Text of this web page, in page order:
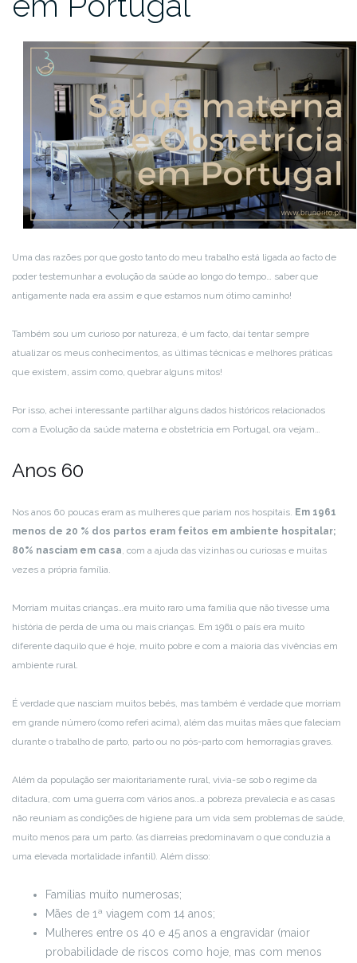
Uma das razões por que gosto tanto do meu trabalho está ligada ao facto de
poder testemunhar a evolução da saúde ao longo do tempo… saber que
antigamente nada era assim e que estamos num ótimo caminho!
Também sou um curioso por natureza, é um facto, daí tentar sempre
atualizar os meus conhecimentos, as últimas técnicas e melhores práticas
que existem, assim como, quebrar alguns mitos!
Por isso, achei interessante partilhar alguns dados históricos relacionados
com a Evolução da saúde materna e obstetrícia em Portugal, ora vejam…
Anos 60
Nos anos 60 poucas eram as mulheres que pariam nos hospitais. Em 1961
menos de 20 % dos partos eram feitos em ambiente hospitalar;
80% nasciam em casa, com a ajuda das vizinhas ou curiosas e muitas
vezes a própria família.
Morriam muitas crianças…era muito raro uma família que não tivesse uma
história de perda de uma ou mais crianças. Em 1961 o país era muito
diferente daquilo que é hoje, muito pobre e com a maioria das vivências em
ambiente rural.
É verdade que nasciam muitos bebés, mas também é verdade que morriam
em grande número (como referi acima), além das muitas mães que faleciam
durante o trabalho de parto, parto ou no pós-parto com hemorragias graves.
Além da população ser maioritariamente rural, vivia-se sob o regime da
ditadura, com uma guerra com vários anos…a pobreza prevalecia e as casas
não reuniam as condições de higiene para um vida sem problemas de saúde,
muito menos para um parto. (as diarreias predominavam o que conduzia a
uma elevada mortalidade infantil). Além disso:
Famílias muito numerosas;
Mães de 1ª viagem com 14 anos;
Mulheres entre os 40 e 45 anos a engravidar (maior
probabilidade de riscos como hoje, mas com menos